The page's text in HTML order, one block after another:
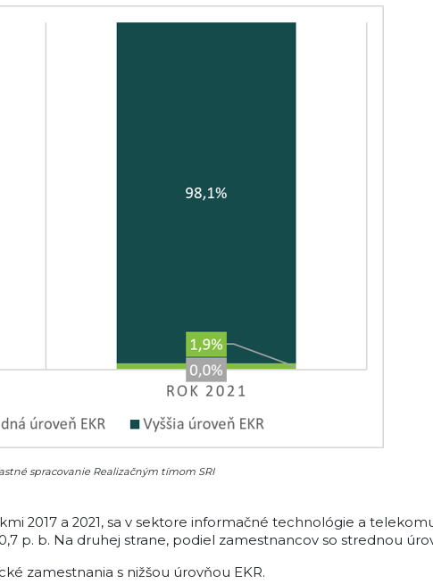
spracovanie Realizačným tímom SRI
2017 a 2021, sa v sektore informačné technológie a
p. b. Na druhej strane, podiel zamestnancov so strednou
zamestnania s nižšou úrovňou EKR.